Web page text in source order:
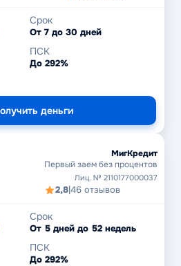
Срок
От 7 до 30 дней
ПСК
До 292%
деньги
МигКредит
Первый заем без процентов
Лиц. № 2110177000037
2,8|46 отзывов
Срок
От 5 дней до 52 недель
ПСК
До 292%